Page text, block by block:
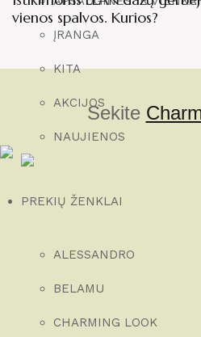
ĮRANGA
KITA
AKCIJOS
NAUJIENOS
PREKIŲ ŽENKLAI
ALESSANDRO
BELAMU
CHARMING LOOK
vienos spalvos. Kurios?
Sekite